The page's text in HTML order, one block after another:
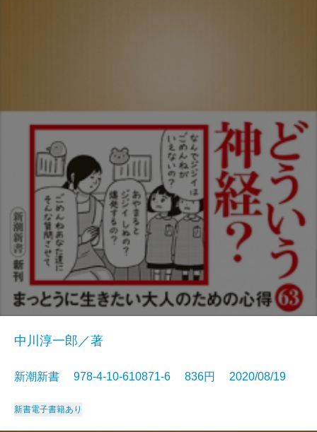
中川淳一郎／著
新潮新書 978-4-10-610871-6 836円 2020/08/19
新書電子書籍あり